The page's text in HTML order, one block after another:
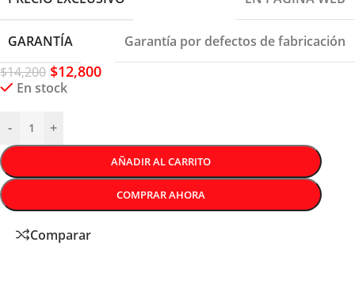
GARANTÍA
Garantía por defectos de fabricación
$14,200 $12,800
En stock
- +
AÑADIR AL CARRITO
COMPRAR AHORA
Comparar